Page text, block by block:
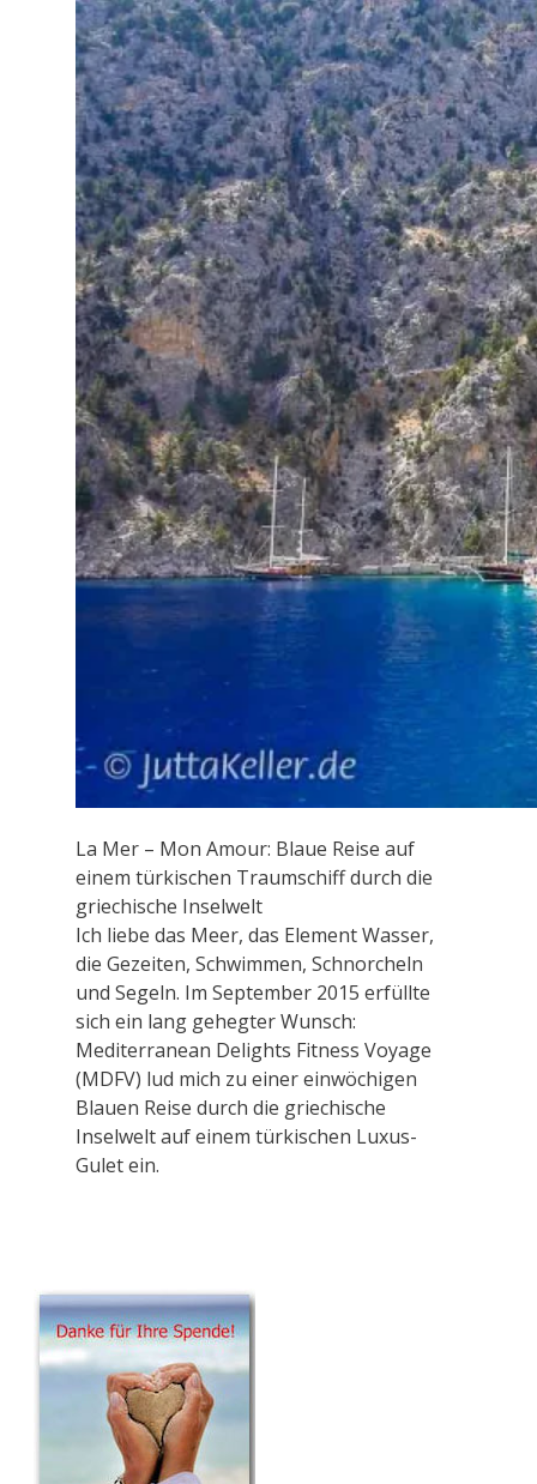
La Mer – Mon Amour: Blaue Reise auf
einem türkischen Traumschiff durch die
griechische Inselwelt
Ich liebe das Meer, das Element Wasser,
die Gezeiten, Schwimmen, Schnorcheln
und Segeln. Im September 2015 erfüllte
sich ein lang gehegter Wunsch:
Mediterranean Delights Fitness Voyage
(MDFV) lud mich zu einer einwöchigen
Blauen Reise durch die griechische
Inselwelt auf einem türkischen Luxus-
Gulet ein.